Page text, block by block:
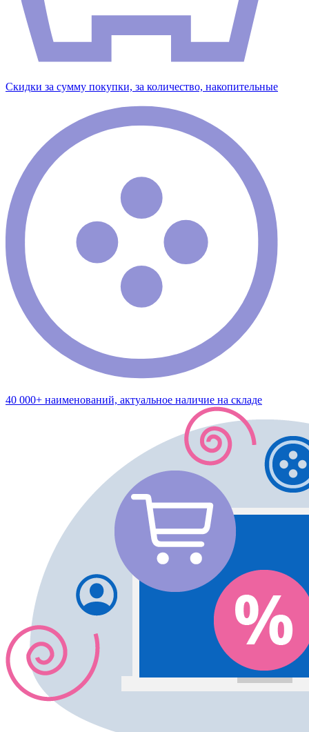
Скидки за сумму покупки, за количество, накопительные
40 000+ наименований, актуальное наличие на складе